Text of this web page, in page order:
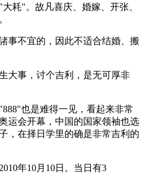
耗"。故凡喜庆、婚嫁、开张、
事不宜的，因此不适合结婚、搬
大事，讨个吉利，是无可厚非
也是难得一见，看起来非常
运会开幕，中国的国家领袖也选
，在择日学里的确是非常吉利的
年10月10日。当日有3